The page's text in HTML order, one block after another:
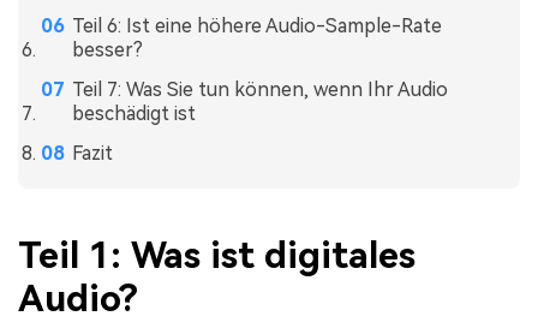
Teil 6: Ist eine höhere Audio-Sample-Rate
besser?
Teil 7: Was Sie tun können, wenn Ihr Audio
beschädigt ist
Fazit
Teil 1: Was ist digitales
Audio?